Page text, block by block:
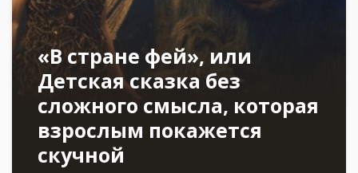
«В стране фей», или
Детская сказка без
сложного смысла, которая
взрослым покажется
скучной